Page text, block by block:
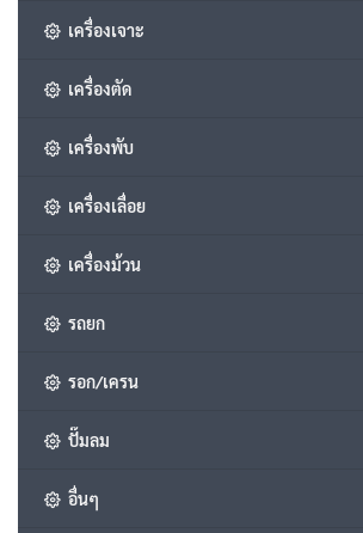
เครื่องเจาะ
เครื่องตัด
เครื่องพับ
เครื่องเลื่อย
เครื่องม้วน
รถยก
รอก/เครน
ปั๊มลม
อื่นๆ